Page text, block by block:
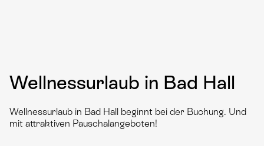
Wellnessurlaub in Bad Hall
Wellnessurlaub in Bad Hall beginnt bei der Buchung. Und
mit attraktiven Pauschalangeboten!